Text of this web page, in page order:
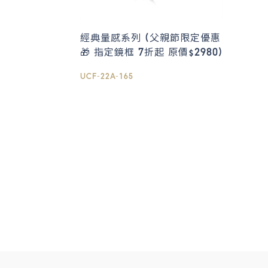
經典量感系列 (父親節限定優惠
🎁 指定鏡框 7折起 原價$2980)
UCF-22A-165